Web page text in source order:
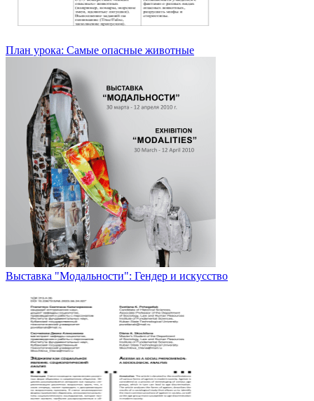
План урока: Самые опасные животные
Выставка "Модальности": Гендер и искусство